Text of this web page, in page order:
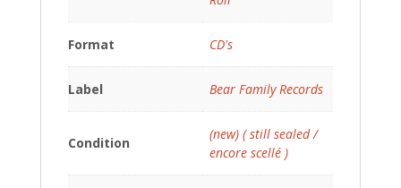
Format CD's
Label Bear Family Records
Condition
(new) ( still sealed /
encore scellé )